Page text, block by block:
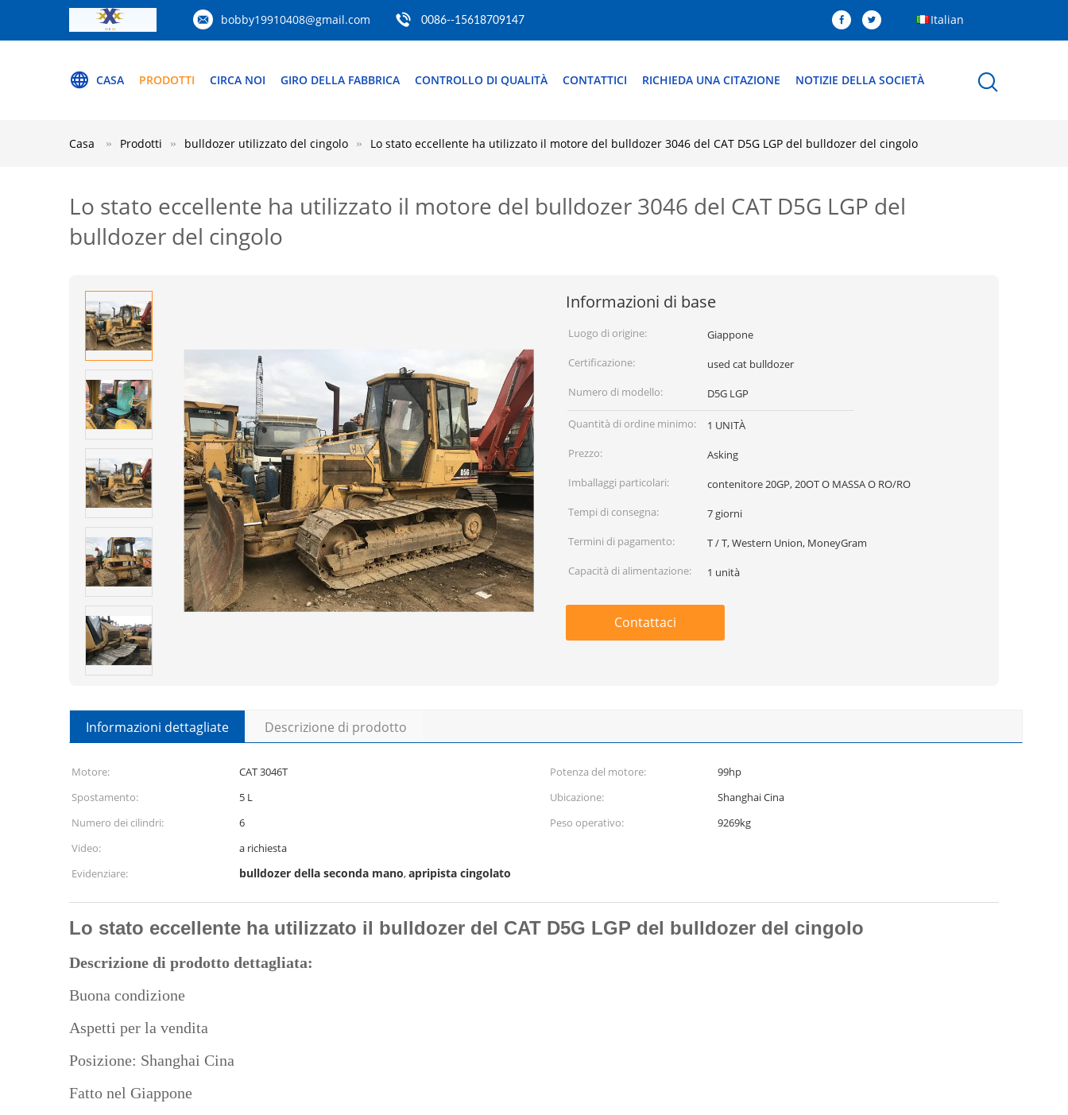
bobby19910408@gmail.com 0086--15618709147 Italian
CASA PRODOTTI CIRCA NOI GIRO DELLA FABBRICA CONTROLLO DI QUALITÀ CONTATTICI RICHIEDA UNA CITAZIONE NOTIZIE DELLA SOCIETÀ
Casa Prodotti bulldozer utilizzato del cingolo Lo stato eccellente ha utilizzato il motore del bulldozer 3046 del CAT D5G LGP del bulldozer del cingolo
Lo stato eccellente ha utilizzato il motore del bulldozer 3046 del CAT D5G LGP del
bulldozer del cingolo
Informazioni di base
Luogo di origine:
Giappone
Certificazione:
used cat bulldozer
Numero di modello:
D5G LGP
Quantità di ordine minimo:
1 UNITÀ
Prezzo:
Asking
Imballaggi particolari:
contenitore 20GP, 20OT O MASSA O RO/RO
Tempi di consegna:
7 giorni
Termini di pagamento:
T / T, Western Union, MoneyGram
Capacità di alimentazione:
1 unità
Contattaci
Informazioni dettagliate Descrizione di prodotto
Motore: CAT 3046T Potenza del motore:
99hp
Spostamento:
5 L Ubicazione:
Shanghai Cina
Numero dei cilindri:
6 Peso operativo:
9269kg
Video:
a richiesta
Evidenziare:
bulldozer della seconda mano,apripista cingolato
Lo stato eccellente ha utilizzato il bulldozer del CAT D5G LGP del bulldozer del cingolo
Descrizione di prodotto dettagliata:
Buona condizione
Aspetti per la vendita
Posizione: Shanghai Cina
Fatto nel Giappone